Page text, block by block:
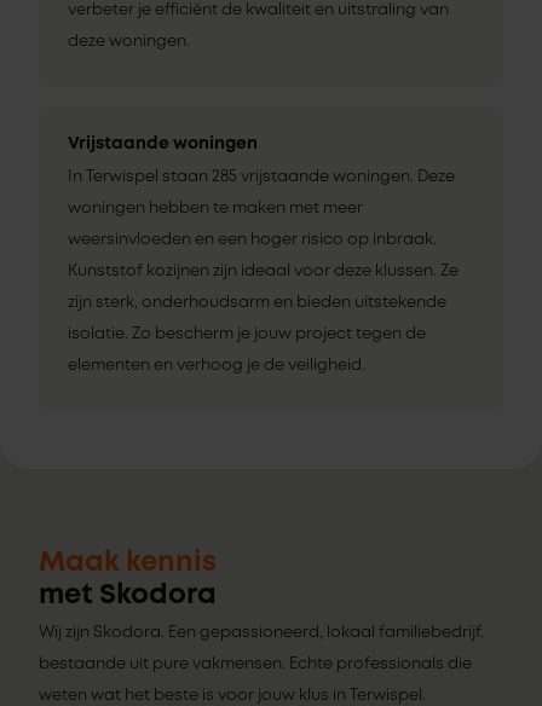
verbeter je efficiënt de kwaliteit en uitstraling van
deze woningen.
Vrijstaande woningen
In Terwispel staan 285 vrijstaande woningen. Deze
woningen hebben te maken met meer
weersinvloeden en een hoger risico op inbraak.
Kunststof kozijnen zijn ideaal voor deze klussen. Ze
zijn sterk, onderhoudsarm en bieden uitstekende
isolatie. Zo bescherm je jouw project tegen de
elementen en verhoog je de veiligheid.
Maak kennis
met Skodora
Wij zijn Skodora. Een gepassioneerd, lokaal familiebedrijf,
bestaande uit pure vakmensen. Echte professionals die
weten wat het beste is voor jouw klus in Terwispel.